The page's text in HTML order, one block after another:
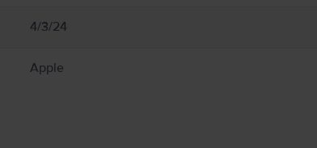
4/3/24
Apple